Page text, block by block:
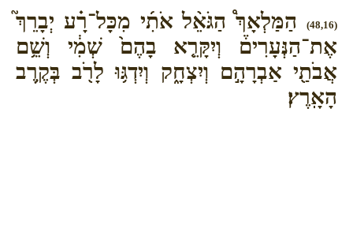
(48,16)
הַמַּלְאָךְ֩ הַגֹּאֵ֨ל אֹתִ֜י מִכָּל־רָ֗ע יְבָרֵךְ֮
אֶת־הַנְּעָרִים֒ וְיִקָּרֵ֤א בָהֶם֙ שְׁמִ֔י וְשֵׁ֥ם
אֲבֹתַ֖י אַבְרָהָ֣ם וְיִצְחָ֑ק וְיִדְגּ֥וּ לָרֹ֖ב בְּקֶ֥רֶב
הָאָֽרֶץ׃